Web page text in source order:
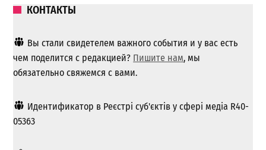
КОНТАКТЫ
Вы стали свидетелем важного события и у вас есть
чем поделится с редакцией? Пишите нам, мы
обязательно свяжемся с вами.
Идентификатор в Реєстрі суб'єктів у сфері медіа R40-
05363